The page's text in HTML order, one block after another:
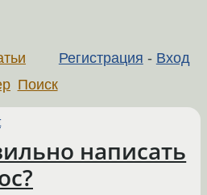
Регистрация - Вход
Поиск
написать